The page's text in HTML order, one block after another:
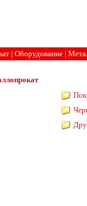
| Оборудование |